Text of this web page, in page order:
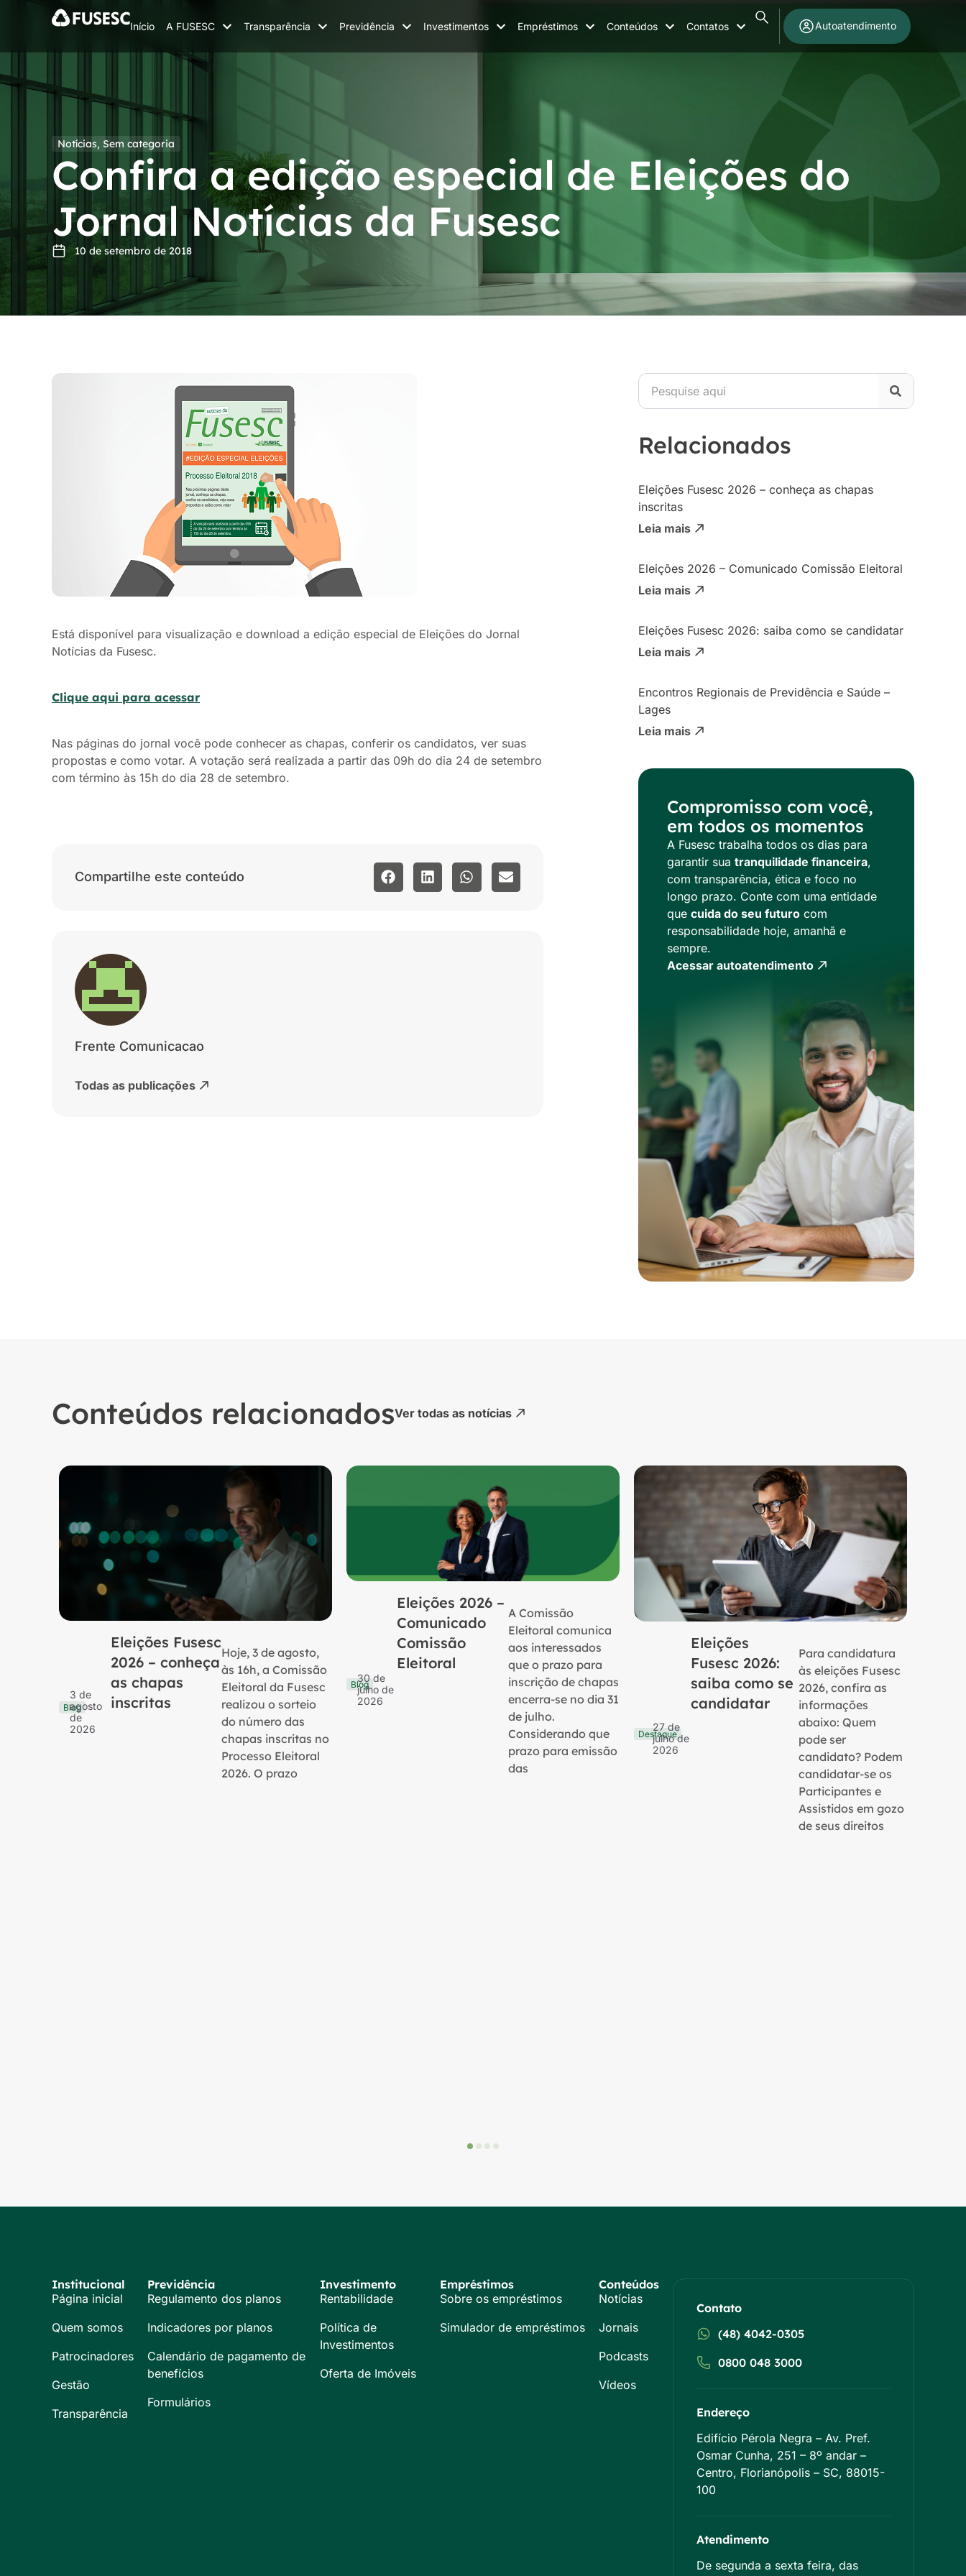
Início A FUSESC Transparência Previdência Investimentos Empréstimos Conteúdos Contatos Autoatendimento
Notícias, Sem categoria
Confira a edição especial de Eleições do
Jornal Notícias da Fusesc
10 de setembro de 2018
Está disponível para visualização e download a edição especial de Eleições do Jornal
Notícias da Fusesc.
Clique aqui para acessar
Nas páginas do jornal você pode conhecer as chapas, conferir os candidatos, ver suas
propostas e como votar. A votação será realizada a partir das 09h do dia 24 de setembro
com término às 15h do dia 28 de setembro.
Compartilhe este conteúdo
Frente Comunicacao
Todas as publicações
Relacionados
Eleições Fusesc 2026 – conheça as chapas
inscritas
Leia mais
Eleições 2026 – Comunicado Comissão Eleitoral
Leia mais
Eleições Fusesc 2026: saiba como se candidatar
Leia mais
Encontros Regionais de Previdência e Saúde –
Lages
Leia mais
Compromisso com você,
em todos os momentos
A Fusesc trabalha todos os dias para
garantir sua tranquilidade financeira,
com transparência, ética e foco no
longo prazo. Conte com uma entidade
que cuida do seu futuro com
responsabilidade hoje, amanhã e
sempre.
Acessar autoatendimento
Conteúdos relacionadosVer todas as notícias
Blog
3 de
agosto
de
2026
Eleições Fusesc
2026 – conheça
as chapas
inscritas
Hoje, 3 de agosto,
às 16h, a Comissão
Eleitoral da Fusesc
realizou o sorteio
do número das
chapas inscritas no
Processo Eleitoral
2026. O prazo
Blog
30 de
julho de
2026
Eleições 2026 –
Comunicado
Comissão
Eleitoral
A Comissão
Eleitoral comunica
aos interessados
que o prazo para
inscrição de chapas
encerra-se no dia 31
de julho.
Considerando que
prazo para emissão
das
Destaque
27 de
julho de
2026
Eleições
Fusesc 2026:
saiba como se
candidatar
Para candidatura
às eleições Fusesc
2026, confira as
informações
abaixo: Quem
pode ser
candidato? Podem
candidatar-se os
Participantes e
Assistidos em gozo
de seus direitos
Institucional
Página inicial
Quem somos
Patrocinadores
Gestão
Transparência
Previdência
Regulamento dos planos
Indicadores por planos
Calendário de pagamento de
benefícios
Formulários
Investimento
Rentabilidade
Política de
Investimentos
Oferta de Imóveis
Empréstimos
Sobre os empréstimos
Simulador de empréstimos
Conteúdos
Notícias
Jornais
Podcasts
Vídeos
Contato
(48) 4042-0305
0800 048 3000
Endereço
Edifício Pérola Negra – Av. Pref.
Osmar Cunha, 251 – 8º andar –
Centro, Florianópolis – SC, 88015-
100
Atendimento
De segunda a sexta feira, das